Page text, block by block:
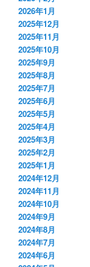
2026年1月
2025年12月
2025年11月
2025年10月
2025年9月
2025年8月
2025年7月
2025年6月
2025年5月
2025年4月
2025年3月
2025年2月
2025年1月
2024年12月
2024年11月
2024年10月
2024年9月
2024年8月
2024年7月
2024年6月